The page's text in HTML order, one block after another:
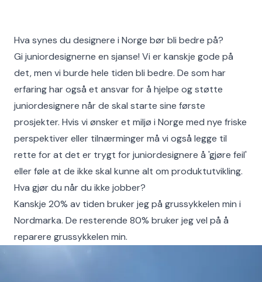
Hva synes du designere i Norge bør bli bedre på?
Gi juniordesignerne en sjanse! Vi er kanskje gode på
det, men vi burde hele tiden bli bedre. De som har
erfaring har også et ansvar for å hjelpe og støtte
juniordesignere når de skal starte sine første
prosjekter. Hvis vi ønsker et miljø i Norge med nye friske
perspektiver eller tilnærminger må vi også legge til
rette for at det er trygt for juniordesignere å 'gjøre feil'
eller føle at de ikke skal kunne alt om produktutvikling.
Hva gjør du når du ikke jobber?
Kanskje 20% av tiden bruker jeg på grussykkelen min i
Nordmarka. De resterende 80% bruker jeg vel på å
reparere grussykkelen min.